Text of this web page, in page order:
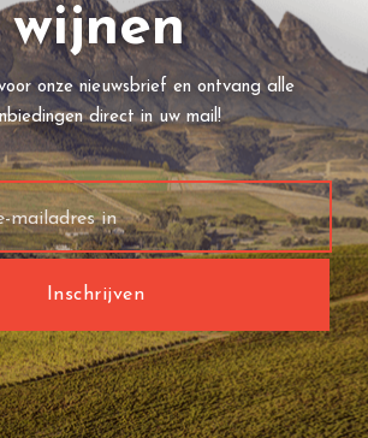
wijnen
onze nieuwsbrief en ontvang alle
direct in uw mail!